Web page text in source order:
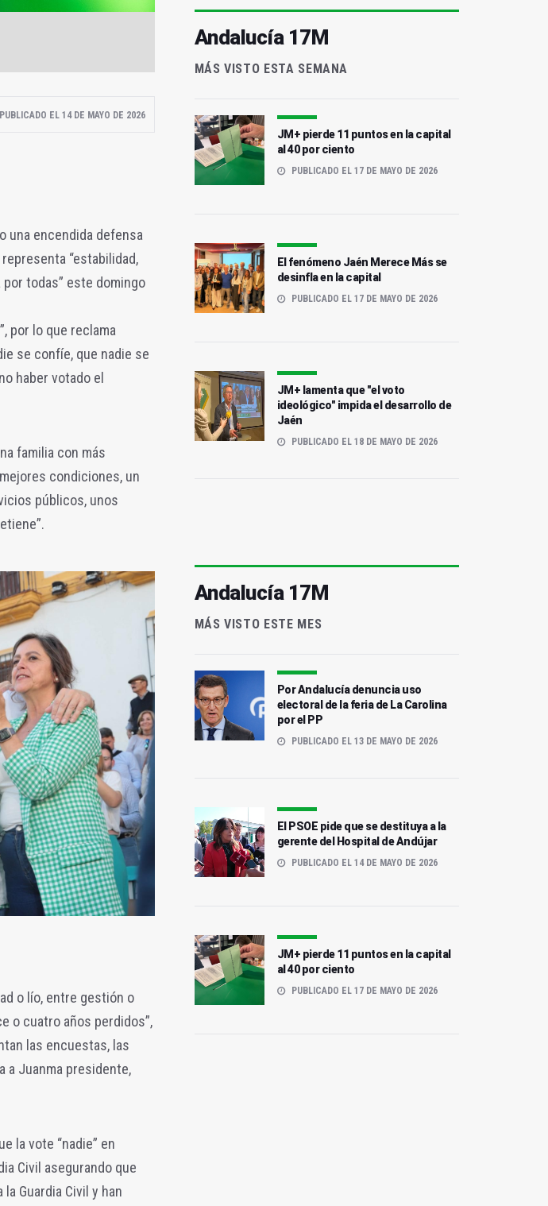
PUBLICADO EL 14 DE MAYO DE 2026
una encendida defensa
“estabilidad,
por todas” este domingo
por lo que reclama
se confíe, que nadie se
haber votado el
familia con más
condiciones, un
públicos, unos
o lío, entre gestión o
o cuatro años perdidos”,
las encuestas, las
a Juanma presidente,
la vote “nadie” en
Civil asegurando que
Guardia Civil y han
Andalucía 17M
MÁS VISTO ESTA SEMANA
JM+ pierde 11 puntos en la capital
al 40 por ciento
PUBLICADO EL 17 DE MAYO DE 2026
El fenómeno Jaén Merece Más se
desinfla en la capital
PUBLICADO EL 17 DE MAYO DE 2026
JM+ lamenta que "el voto
ideológico" impida el desarrollo de
Jaén
PUBLICADO EL 18 DE MAYO DE 2026
Andalucía 17M
MÁS VISTO ESTE MES
Por Andalucía denuncia uso
electoral de la feria de La Carolina
por el PP
PUBLICADO EL 13 DE MAYO DE 2026
El PSOE pide que se destituya a la
gerente del Hospital de Andújar
PUBLICADO EL 14 DE MAYO DE 2026
JM+ pierde 11 puntos en la capital
al 40 por ciento
PUBLICADO EL 17 DE MAYO DE 2026